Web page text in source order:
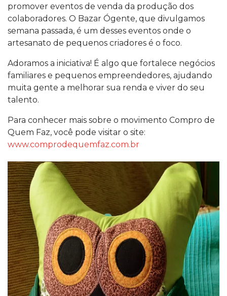
promover eventos de venda da produção dos
colaboradores. O Bazar Ógente, que divulgamos
semana passada, é um desses eventos onde o
artesanato de pequenos criadores é o foco.
Adoramos a iniciativa! É algo que fortalece negócios
familiares e pequenos empreendedores, ajudando
muita gente a melhorar sua renda e viver do seu
talento.
Para conhecer mais sobre o movimento Compro de
Quem Faz, você pode visitar o site:
www.comprodequemfaz.com.br